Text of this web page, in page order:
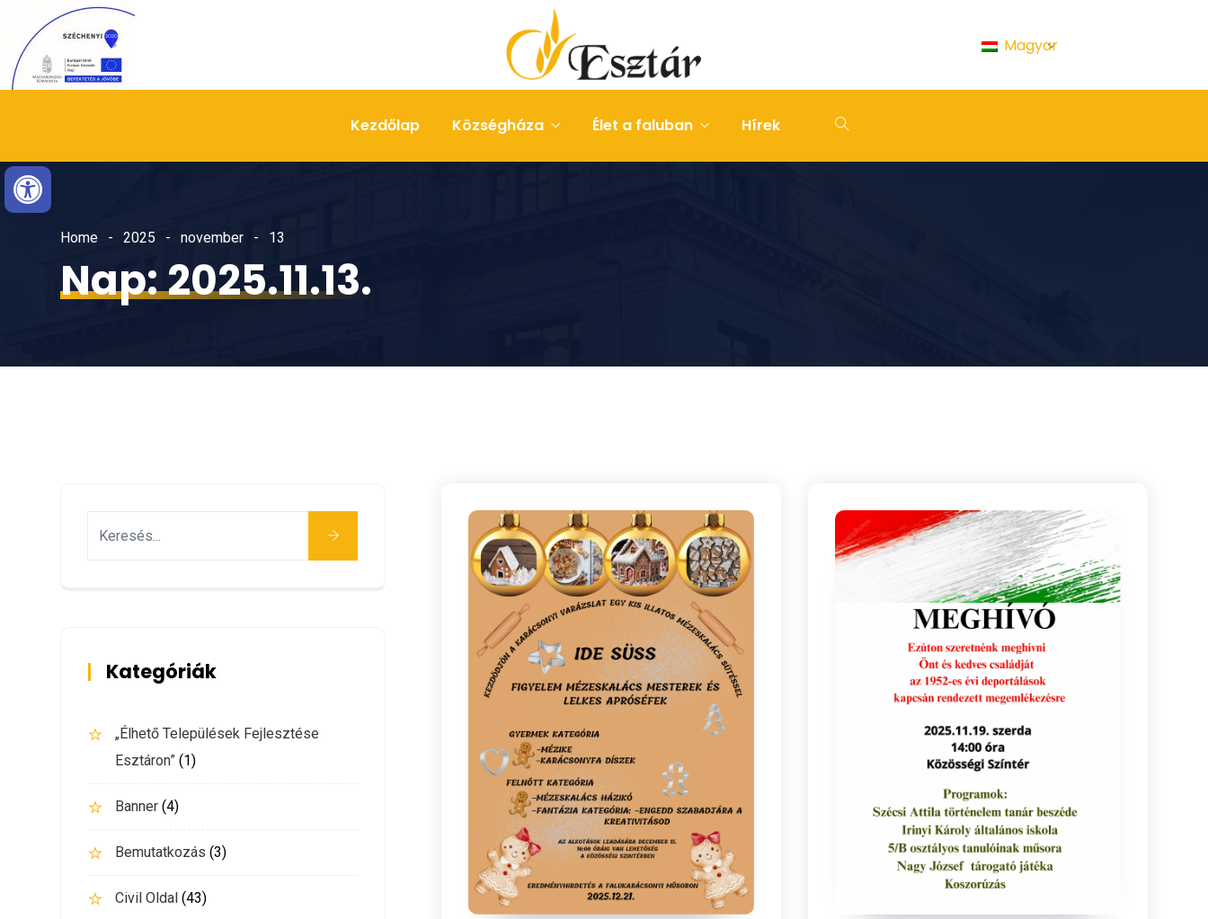
Eszköztár megnyitása
Content
navigációhoz
Magyar
Kezdőlap Községháza Élet a faluban Hírek
Home 2025 november 13
Nap:2025.11.13.
Kategóriák
„Élhető Települések Fejlesztése
Esztáron” (1)
Banner (4)
Bemutatkozás (3)
Civil Oldal (43)